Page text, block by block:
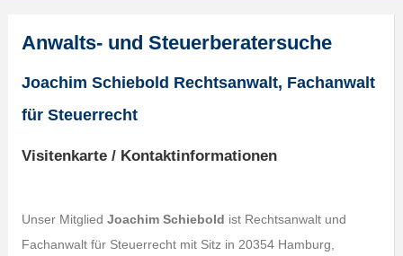
Anwalts- und Steuerberatersuche
Joachim Schiebold Rechtsanwalt, Fachanwalt
für Steuerrecht
Visitenkarte / Kontaktinformationen
Unser Mitglied Joachim Schiebold ist Rechtsanwalt und
Fachanwalt für Steuerrecht mit Sitz in 20354 Hamburg,